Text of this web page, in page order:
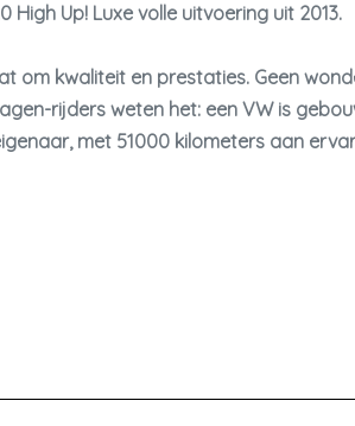
Up! Luxe volle uitvoering uit 2013.
om kwaliteit en prestaties. Geen
rijders weten het: een VW is
met 51000 kilometers aan